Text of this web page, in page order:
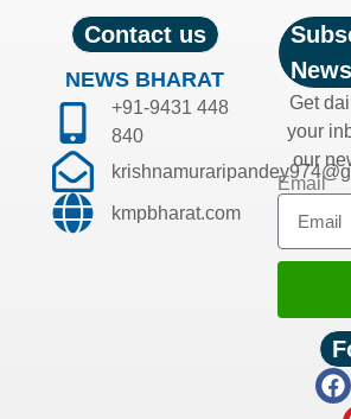
Contact us
NEWS BHARAT
+91-9431 448
840
kmpbharat.com
Get
your
our
Email